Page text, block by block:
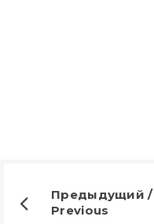
Предыдущий /
Previous